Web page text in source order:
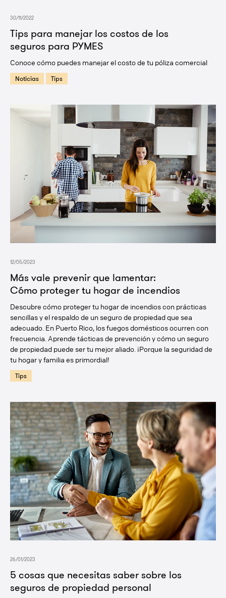
Tips para manejar los costos de los
seguros para PYMES
30/11/2022
Conoce cómo puedes manejar el costo de tu póliza comercial
Noticias Tips
Más vale prevenir que lamentar:
Cómo proteger tu hogar de incendios
12/05/2023
Descubre cómo proteger tu hogar de incendios con prácticas
sencillas y el respaldo de un seguro de propiedad que sea
adecuado. En Puerto Rico, los fuegos domésticos ocurren con
frecuencia. Aprende tácticas de prevención y cómo un seguro
de propiedad puede ser tu mejor aliado. ¡Porque la seguridad de
tu hogar y familia es primordial!
Tips
5 cosas que necesitas saber sobre los
seguros de propiedad personal
26/01/2023